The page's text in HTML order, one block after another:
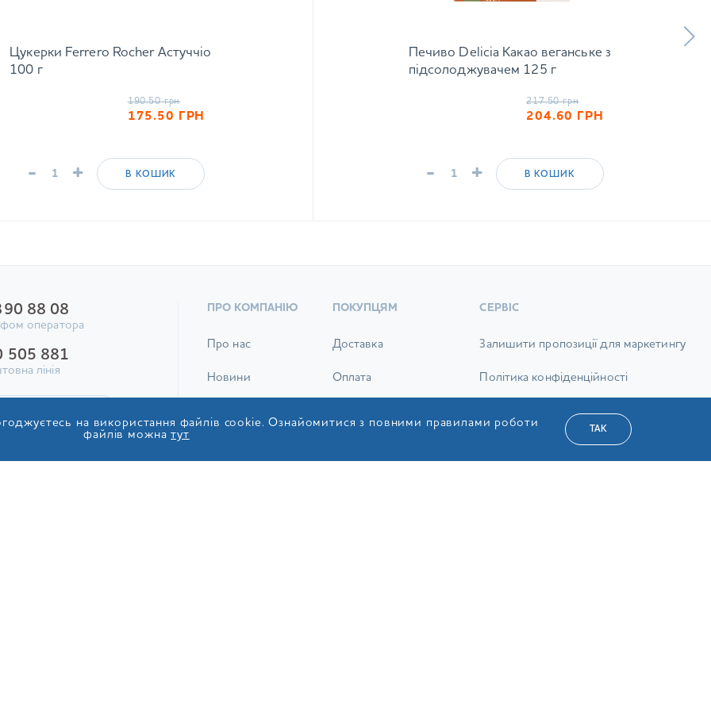
Цукерки Ferrero Rocher Астуччіо
100 г
190.50 грн
175.50 ГРН
- + В КОШИК
Печиво Delicia Какао веганське з
підсолоджувачем 125 г
217.50 грн
204.60 ГРН
- + В КОШИК
88 08
оператора
505 881
лінія
ПРО КОМПАНІЮ
Про нас
Новини
ПОКУПЦЯМ
Доставка
Оплата
СЕРВІС
Залишити пропозиції для маркетингу
Політика конфіденційності
Правила користування
Публічний договір поставки
на використання файлів cookie. Ознайомитися з повними правилами роботи
файлів можнатут ТАК